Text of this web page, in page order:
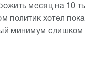
месяц на 10
политик хотел
минимум